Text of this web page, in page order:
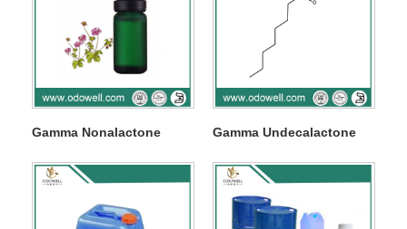
Gamma Nonalactone Gamma Undecalactone